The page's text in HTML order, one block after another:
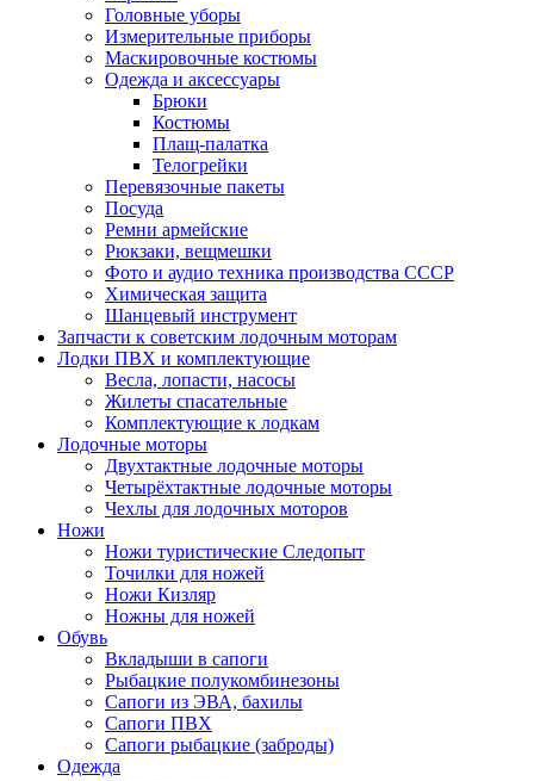
Головные уборы
Измерительные приборы
Маскировочные костюмы
Одежда и аксессуары
Брюки
Костюмы
Плащ-палатка
Телогрейки
Перевязочные пакеты
Посуда
Ремни армейские
Рюкзаки, вещмешки
Фото и аудио техника производства СССР
Химическая защита
Шанцевый инструмент
Запчасти к советским лодочным моторам
Лодки ПВХ и комплектующие
Весла, лопасти, насосы
Жилеты спасательные
Комплектующие к лодкам
Лодочные моторы
Двухтактные лодочные моторы
Четырёхтактные лодочные моторы
Чехлы для лодочных моторов
Ножи
Ножи туристические Следопыт
Точилки для ножей
Ножи Кизляр
Ножны для ножей
Обувь
Вкладыши в сапоги
Рыбацкие полукомбинезоны
Сапоги из ЭВА, бахилы
Сапоги ПВХ
Сапоги рыбацкие (заброды)
Одежда